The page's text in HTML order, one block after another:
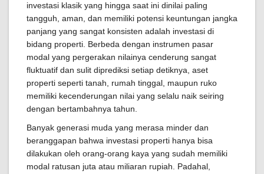
investasi klasik yang hingga saat ini dinilai paling
tangguh, aman, dan memiliki potensi keuntungan jangka
panjang yang sangat konsisten adalah investasi di
bidang properti. Berbeda dengan instrumen pasar
modal yang pergerakan nilainya cenderung sangat
fluktuatif dan sulit diprediksi setiap detiknya, aset
properti seperti tanah, rumah tinggal, maupun ruko
memiliki kecenderungan nilai yang selalu naik seiring
dengan bertambahnya tahun.
Banyak generasi muda yang merasa minder dan
beranggapan bahwa investasi properti hanya bisa
dilakukan oleh orang-orang kaya yang sudah memiliki
modal ratusan juta atau miliaran rupiah. Padahal,